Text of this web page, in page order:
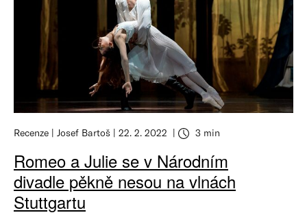
Recenze Josef Bartoš 22. 2. 2022 3 min
Romeo a Julie se v Národním
divadle pěkně nesou na vlnách
Stuttgartu